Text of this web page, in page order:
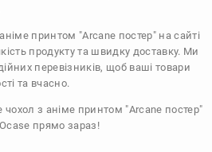
принтом "Arcane постер" на сайті
продукту та швидку доставку. Ми
перевізників, щоб ваші товари
та вчасно.
чохол з аніме принтом "Arcane постер"
прямо зараз!